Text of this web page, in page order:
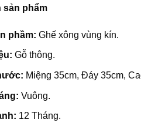
sản phẩm
phầm: Ghế xông vùng kín.
Gỗ thông.
Miệng 35cm, Đáy 35cm,
Vuông.
12 Tháng.